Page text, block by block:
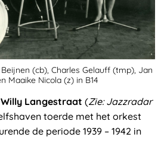
(cb), Charles Gelauff (tmp), Jan
Maaike Nicola (z) in B14
Willy Langestraat (Zie: Jazzradar
toerde met het orkest
de periode 1939 – 1942 in